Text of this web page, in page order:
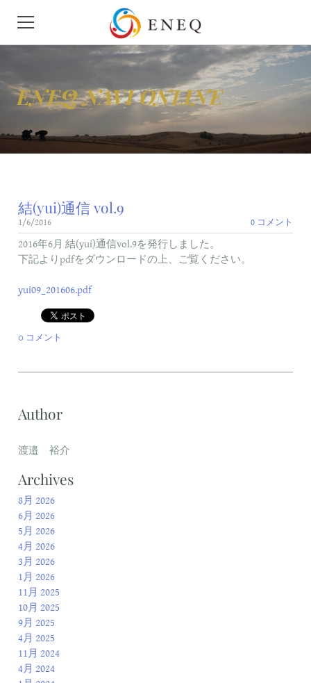
ENEQ NAVI ONLINE
結(yui)通信 vol.9
1/6/2016 0 コメント
2016年6月 結(yui)通信vol.9を発行しました。
下記よりpdfをダウンロードの上、ご覧ください。
yui09_201606.pdf
0 コメント
Author
渡邉 裕介
Archives
8月 2026
6月 2026
5月 2026
4月 2026
3月 2026
1月 2026
11月 2025
10月 2025
9月 2025
4月 2025
11月 2024
4月 2024
会社概要
ニュース
がす
モビリティ